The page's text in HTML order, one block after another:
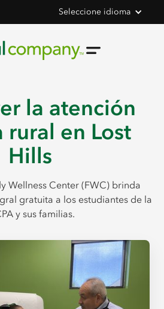
Seleccione idioma
la atención
rural en Lost
Hills
Wellness Center (FWC) brinda
gratuita a los estudiantes de la
y sus familias.